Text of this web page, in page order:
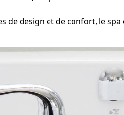
de design et de confort, le